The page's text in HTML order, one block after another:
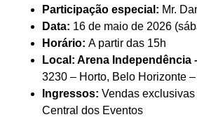
Participação especial: Mr.
Data: 16 de maio de 2026
Horário: A partir das 15h
Local: Arena Independência
3230 – Horto, Belo Horizonte
Ingressos: Vendas
Central dos Eventos